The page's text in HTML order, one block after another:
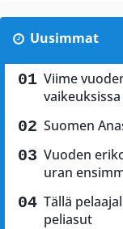
Uusimmat
Viime
vaikeuksissa
Suomen
Vuoden
uran
Tällä
peliasut